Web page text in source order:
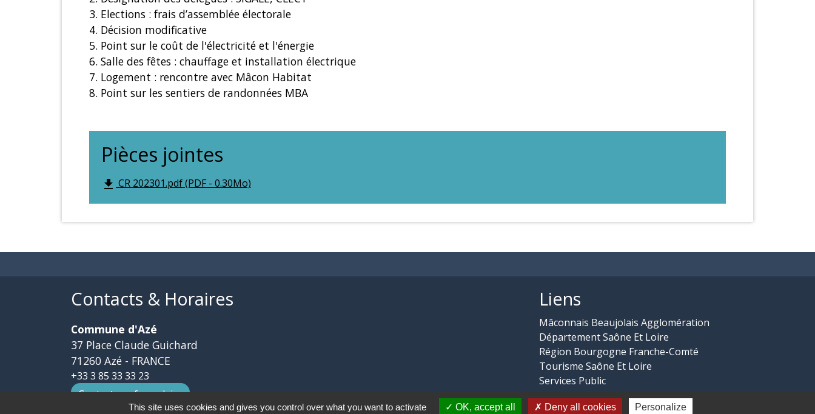
3. Elections : frais d’assemblée électorale
4. Décision modificative
5. Point sur le coût de l'électricité et l'énergie
6. Salle des fêtes : chauffage et installation électrique
7. Logement : rencontre avec Mâcon Habitat
8. Point sur les sentiers de randonnées MBA
Pièces jointes
file_download CR 202301.pdf (PDF - 0.30Mo)
Contacts & Horaires
Commune d'Azé
37 Place Claude Guichard
71260 Azé - FRANCE
+33 3 85 33 33 23
Contact par formulaire
Liens
Mâconnais Beaujolais Agglomération
Département Saône Et Loire
Région Bourgogne Franche-Comté
Tourisme Saône Et Loire
Services Public
This site uses cookies and gives you control over what you want to activate OK, accept all Deny all cookies Personalize